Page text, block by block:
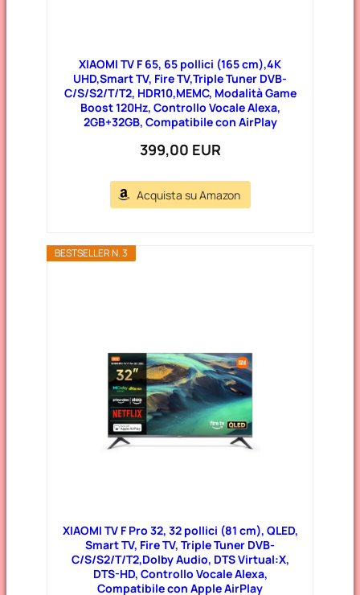
XIAOMI TV F 65, 65 pollici (165 cm),4K
UHD,Smart TV, Fire TV,Triple Tuner DVB-
C/S/S2/T/T2, HDR10,MEMC, Modalità Game
Boost 120Hz, Controllo Vocale Alexa,
2GB+32GB, Compatibile con AirPlay
399,00 EUR
Acquista su Amazon
BESTSELLER N. 3
XIAOMI TV F Pro 32, 32 pollici (81 cm), QLED,
Smart TV, Fire TV, Triple Tuner DVB-
C/S/S2/T/T2,Dolby Audio, DTS Virtual:X,
DTS-HD, Controllo Vocale Alexa,
Compatibile con Apple AirPlay